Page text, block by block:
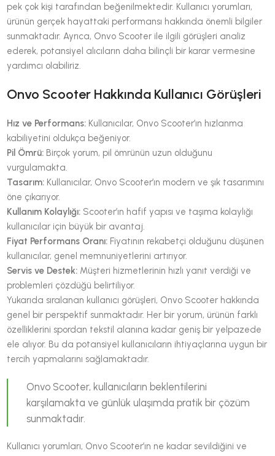
pek çok kişi tarafından beğenilmektedir. Kullanıcı yorumları,
ürünün gerçek hayattaki performansı hakkında önemli bilgiler
sunmaktadır. Ayrıca, Onvo Scooter ile ilgili görüşleri analiz
ederek, potansiyel alıcıların daha bilinçli bir karar vermesine
yardımcı olabiliriz.
Onvo Scooter Hakkında Kullanıcı Görüşleri
Hız ve Performans: Kullanıcılar, Onvo Scooter’ın hızlanma
kabiliyetini oldukça beğeniyor.
Pil Ömrü: Birçok yorum, pil ömrünün uzun olduğunu
vurgulamakta.
Tasarım: Kullanıcılar, Onvo Scooter’ın modern ve şık tasarımını
öne çıkarıyor.
Kullanım Kolaylığı: Scooter’ın hafif yapısı ve taşıma kolaylığı
kullanıcılar için büyük bir avantaj.
Fiyat Performans Oranı: Fiyatının rekabetçi olduğunu düşünen
kullanıcılar, genel memnuniyetlerini artırıyor.
Servis ve Destek: Müşteri hizmetlerinin hızlı yanıt verdiği ve
problemleri çözdüğü belirtiliyor.
Yukarıda sıralanan kullanıcı görüşleri, Onvo Scooter hakkında
genel bir perspektif sunmaktadır. Her bir yorum, ürünün farklı
özelliklerini spordan tekstil alanına kadar geniş bir yelpazede
ele alıyor. Bu da potansiyel kullanıcıların ihtiyaçlarına uygun bir
tercih yapmalarını sağlamaktadır.
Onvo Scooter, kullanıcıların beklentilerini
karşılamakta ve günlük ulaşımda pratik bir çözüm
sunmaktadır.
Kullanıcı yorumları, Onvo Scooter’ın ne kadar sevildiğini ve